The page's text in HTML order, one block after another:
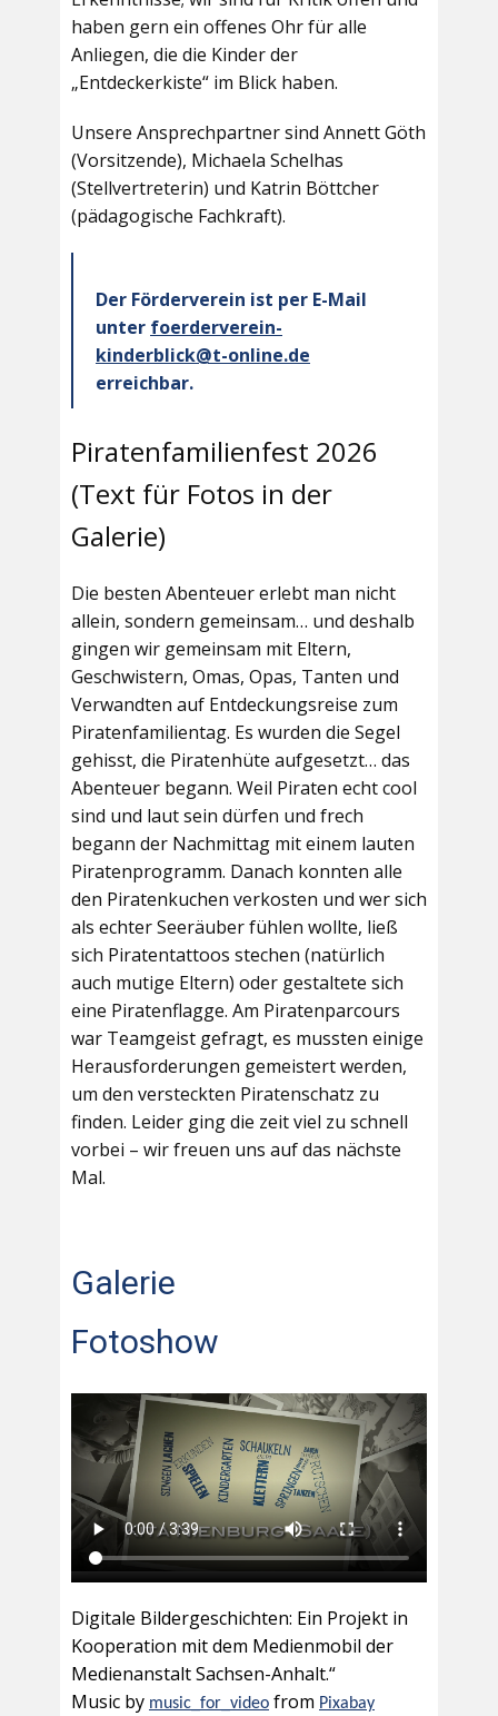
haben gern ein offenes Ohr für alle
Anliegen, die die Kinder der
„Entdeckerkiste“ im Blick haben.
Unsere Ansprechpartner sind Annett Göth
(Vorsitzende), Michaela Schelhas
(Stellvertreterin) und Katrin Böttcher
(pädagogische Fachkraft).
Der Förderverein ist per E-Mail
unter foerderverein-
kinderblick@t-online.de
erreichbar.
Piratenfamilienfest 2026
(Text für Fotos in der
Galerie)
Die besten Abenteuer erlebt man nicht
allein, sondern gemeinsam… und deshalb
gingen wir gemeinsam mit Eltern,
Geschwistern, Omas, Opas, Tanten und
Verwandten auf Entdeckungsreise zum
Piratenfamilientag. Es wurden die Segel
gehisst, die Piratenhüte aufgesetzt… das
Abenteuer begann. Weil Piraten echt cool
sind und laut sein dürfen und frech
begann der Nachmittag mit einem lauten
Piratenprogramm. Danach konnten alle
den Piratenkuchen verkosten und wer sich
als echter Seeräuber fühlen wollte, ließ
sich Piratentattoos stechen (natürlich
auch mutige Eltern) oder gestaltete sich
eine Piratenflagge. Am Piratenparcours
war Teamgeist gefragt, es mussten einige
Herausforderungen gemeistert werden,
um den versteckten Piratenschatz zu
finden. Leider ging die zeit viel zu schnell
vorbei – wir freuen uns auf das nächste
Mal.
Galerie
Fotoshow
Digitale Bildergeschichten: Ein Projekt in
Kooperation mit dem Medienmobil der
Medienanstalt Sachsen-Anhalt.“
Music by music_for_video from Pixabay